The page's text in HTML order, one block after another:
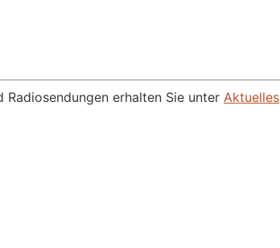
Radiosendungen erhalten Sie unterAktuelles